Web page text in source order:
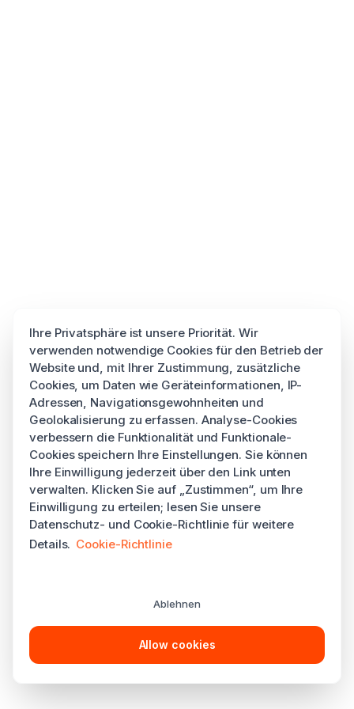
Ihre Privatsphäre ist unsere Priorität. Wir
verwenden notwendige Cookies für den Betrieb der
Website und, mit Ihrer Zustimmung, zusätzliche
Cookies, um Daten wie Geräteinformationen, IP-
Adressen, Navigationsgewohnheiten und
Geolokalisierung zu erfassen. Analyse-Cookies
verbessern die Funktionalität und Funktionale-
Cookies speichern Ihre Einstellungen. Sie können
Ihre Einwilligung jederzeit über den Link unten
verwalten. Klicken Sie auf „Zustimmen“, um Ihre
Einwilligung zu erteilen; lesen Sie unsere
Datenschutz- und Cookie-Richtlinie für weitere
Details. Cookie-Richtlinie
Ablehnen
Allow cookies